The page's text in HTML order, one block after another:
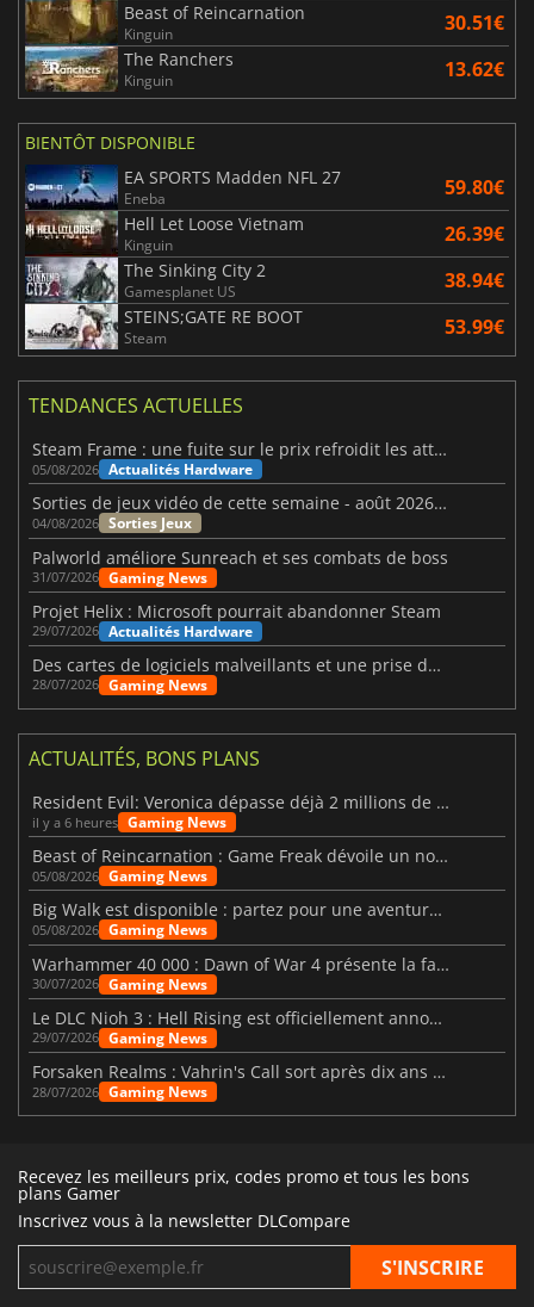
Beast of Reincarnation
Kinguin 30.51€
The Ranchers
Kinguin 13.62€
BIENTÔT DISPONIBLE
EA SPORTS Madden NFL 27
Eneba 59.80€
Hell Let Loose Vietnam
Kinguin 26.39€
The Sinking City 2
Gamesplanet US 38.94€
STEINS;GATE RE BOOT
Steam 53.99€
TENDANCES ACTUELLES
Steam Frame : une fuite sur le prix refroidit les attentes VR
05/08/2026 Actualités Hardware
Sorties de jeux vidéo de cette semaine - août 2026 (semaine 32)
04/08/2026 Sorties Jeux
Palworld améliore Sunreach et ses combats de boss
31/07/2026 Gaming News
Projet Helix : Microsoft pourrait abandonner Steam
29/07/2026 Actualités Hardware
Des cartes de logiciels malveillants et une prise de contrôle de Discord ont touché Meccha Chameleon
28/07/2026 Gaming News
ACTUALITÉS, BONS PLANS
Resident Evil: Veronica dépasse déjà 2 millions de wishlists
il y a 6 heures Gaming News
Beast of Reincarnation : Game Freak dévoile un nouveau pari
05/08/2026 Gaming News
Big Walk est disponible : partez pour une aventure entre amis
05/08/2026 Gaming News
Warhammer 40 000 : Dawn of War 4 présente la faction des Nécrons
30/07/2026 Gaming News
Le DLC Nioh 3 : Hell Rising est officiellement annoncé
29/07/2026 Gaming News
Forsaken Realms : Vahrin's Call sort après dix ans de développement
28/07/2026 Gaming News
Recevez les meilleurs prix, codes promo et tous les bons
plans Gamer
Inscrivez vous à la newsletter DLCompare